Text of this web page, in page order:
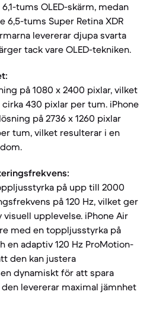
tums OLED-skärm, medan
6,5-tums Super Retina XDR
levererar djupa svarta
tack vare OLED-tekniken.
på 1080 x 2400 pixlar, vilket
430 pixlar per tum. iPhone
på 2736 x 1260 pixlar
tum, vilket resulterar i en
på upp till 2000
på 120 Hz, vilket ger
upplevelse. iPhone Air
med en toppljusstyrka på
en adaptiv 120 Hz ProMotion-
den kan justera
dynamiskt för att spara
levererar maximal jämnhet